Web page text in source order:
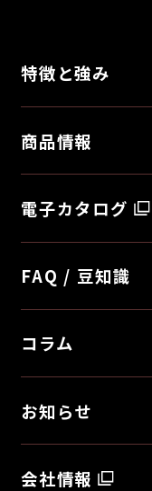
特徴と強み
商品情報
電子カタログ
FAQ / 豆知識
コラム
お知らせ
会社情報